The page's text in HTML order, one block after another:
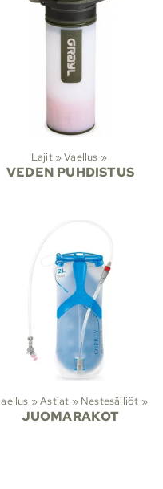
Lajit ‪»Vaellus ‪»
VEDEN PUHDISTUS
Vaellus ‪»Astiat ‪» Nestesäiliöt ‪»
JUOMARAKOT